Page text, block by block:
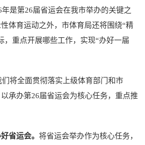
年是第26届省运会在我市举办的关键之
体育运动之外，市体育局还将围绕“精
，重点开展哪些工作，实现“办好一届
们将全面贯彻落实上级体育部门和市
承办第26届省运会为核心任务，重点推
好省运会。将省运会举办作为核心任务，